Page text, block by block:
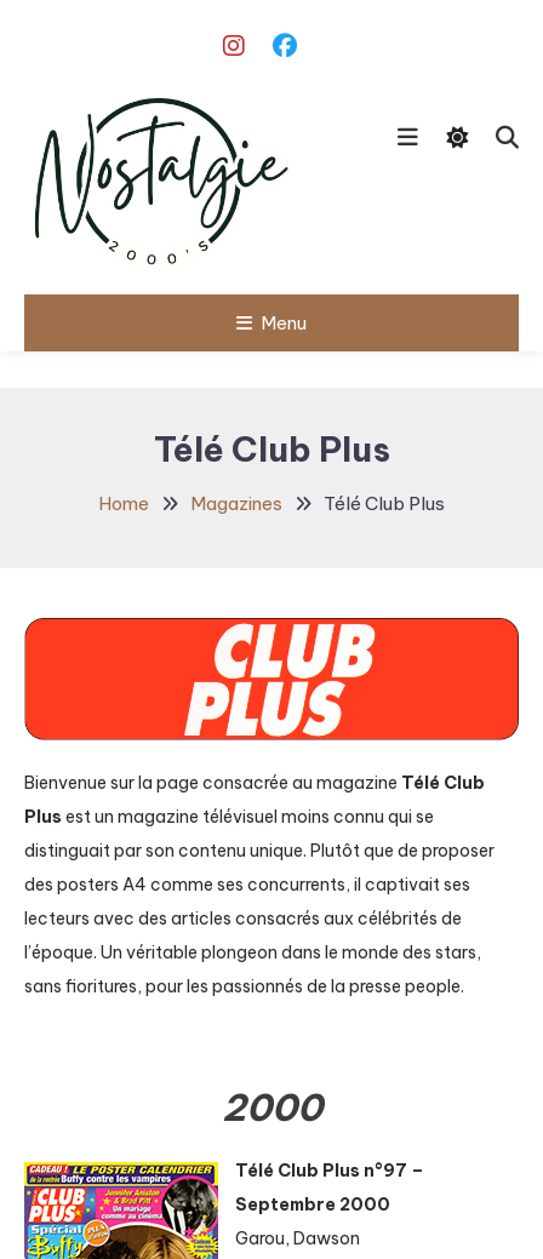
Nostalgie
Menu
Télé Club Plus
Home Magazines Télé Club Plus
Bienvenue sur la page consacrée au magazine Télé Club
Plus est un magazine télévisuel moins connu qui se
distinguait par son contenu unique. Plutôt que de proposer
des posters A4 comme ses concurrents, il captivait ses
lecteurs avec des articles consacrés aux célébrités de
l’époque. Un véritable plongeon dans le monde des stars,
sans fioritures, pour les passionnés de la presse people.
2000
Télé Club Plus n°97 –
Septembre 2000
Garou, Dawson